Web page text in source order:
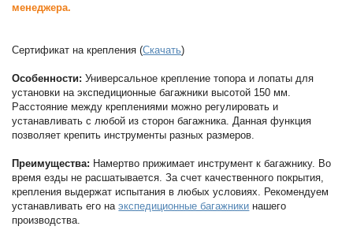
менеджера.
Сертификат на крепления (Скачать)
Особенности: Универсальное крепление топора и лопаты для
установки на экспедиционные багажники высотой 150 мм.
Расстояние между креплениями можно регулировать и
устанавливать с любой из сторон багажника. Данная функция
позволяет крепить инструменты разных размеров.
Преимущества: Намертво прижимает инструмент к багажнику. Во
время езды не расшатывается. За счет качественного покрытия,
крепления выдержат испытания в любых условиях. Рекомендуем
устанавливать его наэкспедиционные багажники нашего
производства.